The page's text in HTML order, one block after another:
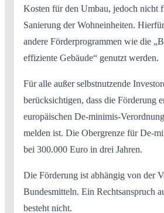
Kosten für den Umbau, jedoch nicht
Sanierung der Wohneinheiten.
andere Förderprogrammen wie die
effiziente Gebäude“ genutzt werden.
Für alle außer selbstnutzende
berücksichtigen, dass die Förderung
europäischen De-minimis-
melden ist. Die Obergrenze für De-
bei 300.000 Euro in drei Jahren.
Die Förderung ist abhängig von der
Bundesmitteln. Ein Rechtsanspruch
besteht nicht.